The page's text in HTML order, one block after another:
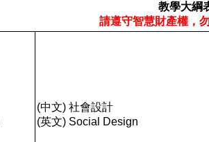
教學大綱
請遵守智慧財產權，
(中文) 社會設計
(英文) Social Design